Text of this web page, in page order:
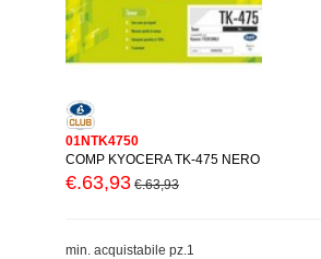
01NTK4750
COMP KYOCERA TK-475 NERO
€.63,93 €.63,93
min. acquistabile pz.1